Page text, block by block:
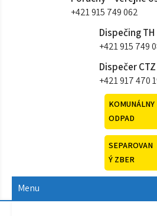
+421 915 749 062
Dispečing TH
+421 915 749
Dispečer CTZ
+421 917 470
KOMUNÁLNY
ODPAD
SEPAROVAN
Ý ZBER
Menu